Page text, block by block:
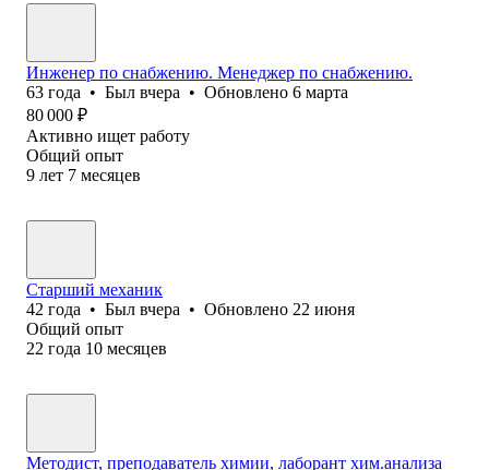
Инженер по снабжению. Менеджер по снабжению.
63 года • Был вчера • Обновлено 6 марта
80 000 ₽
Активно ищет работу
Общий опыт
9 лет 7 месяцев
Старший механик
42 года • Был вчера • Обновлено 22 июня
Общий опыт
22 года 10 месяцев
Методист, преподаватель химии, лаборант хим.анализа